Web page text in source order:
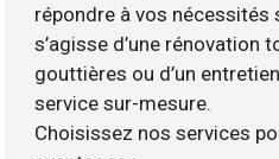
répondre à vos nécessités
s’agisse d’une rénovation
gouttières ou d’un
service sur-mesure.
Choisissez nos services